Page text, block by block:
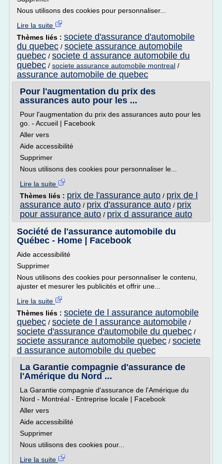
Nous utilisons des cookies pour personnaliser...
Lire la suite
Thèmes liés : societe d'assurance d'automobile
du quebec / societe assurance automobile
quebec / societe d assurance automobile du
quebec / societe assurance automobile montreal /
assurance automobile de quebec
Pour l'augmentation du prix des
assurances auto pour les ...
Pour l'augmentation du prix des assurances auto pour les
go. - Accueil | Facebook
Aller vers
Aide accessibilité
Supprimer
Nous utilisons des cookies pour personnaliser le...
Lire la suite
Thèmes liés : prix de l'assurance auto / prix de l
assurance auto / prix d'assurance auto / prix
pour assurance auto / prix d assurance auto
Société de l'assurance automobile du
Québec - Home | Facebook
Aide accessibilité
Supprimer
Nous utilisons des cookies pour personnaliser le contenu,
ajuster et mesurer les publicités et offrir une...
Lire la suite
Thèmes liés : societe de l assurance automobile
quebec / societe de l assurance automobile /
societe d'assurance d'automobile du quebec /
societe assurance automobile quebec / societe
d assurance automobile du quebec
La Garantie compagnie d'assurance de
l'Amérique du Nord ...
La Garantie compagnie d'assurance de l'Amérique du
Nord - Montréal - Entreprise locale | Facebook
Aller vers
Aide accessibilité
Supprimer
Nous utilisons des cookies pour...
Lire la suite